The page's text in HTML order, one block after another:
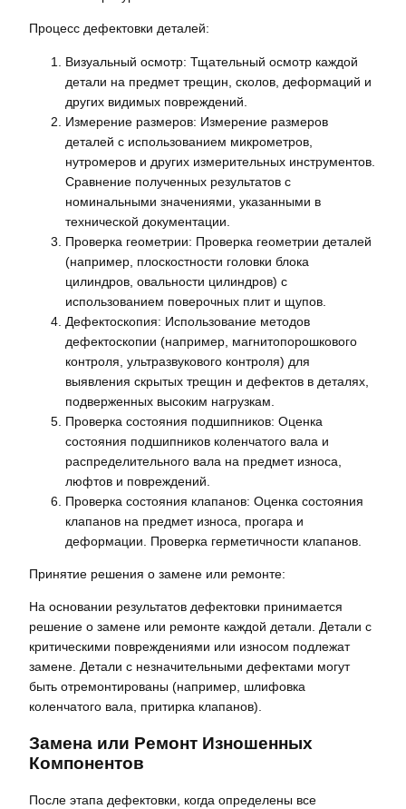
Процесс дефектовки деталей:
Визуальный осмотр: Тщательный осмотр каждой
детали на предмет трещин, сколов, деформаций и
других видимых повреждений.
Измерение размеров: Измерение размеров
деталей с использованием микрометров,
нутромеров и других измерительных инструментов.
Сравнение полученных результатов с
номинальными значениями, указанными в
технической документации.
Проверка геометрии: Проверка геометрии деталей
(например, плоскостности головки блока
цилиндров, овальности цилиндров) с
использованием поверочных плит и щупов.
Дефектоскопия: Использование методов
дефектоскопии (например, магнитопорошкового
контроля, ультразвукового контроля) для
выявления скрытых трещин и дефектов в деталях,
подверженных высоким нагрузкам.
Проверка состояния подшипников: Оценка
состояния подшипников коленчатого вала и
распределительного вала на предмет износа,
люфтов и повреждений.
Проверка состояния клапанов: Оценка состояния
клапанов на предмет износа, прогара и
деформации. Проверка герметичности клапанов.
Принятие решения о замене или ремонте:
На основании результатов дефектовки принимается
решение о замене или ремонте каждой детали. Детали с
критическими повреждениями или износом подлежат
замене. Детали с незначительными дефектами могут
быть отремонтированы (например, шлифовка
коленчатого вала, притирка клапанов).
Замена или Ремонт Изношенных
Компонентов
После этапа дефектовки, когда определены все